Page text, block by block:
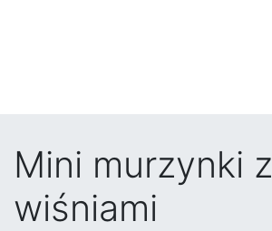
Mini murzynki z
wiśniami